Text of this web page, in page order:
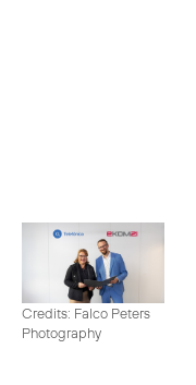
Credits: Falco Peters
Photography